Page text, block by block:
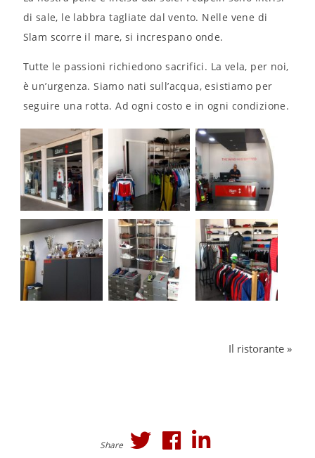
di sale, le labbra tagliate dal vento. Nelle vene di
Slam scorre il mare, si increspano onde.
Tutte le passioni richiedono sacrifici. La vela, per noi,
è un’urgenza. Siamo nati sull’acqua, esistiamo per
seguire una rotta. Ad ogni costo e in ogni condizione.
Il ristorante »
Share